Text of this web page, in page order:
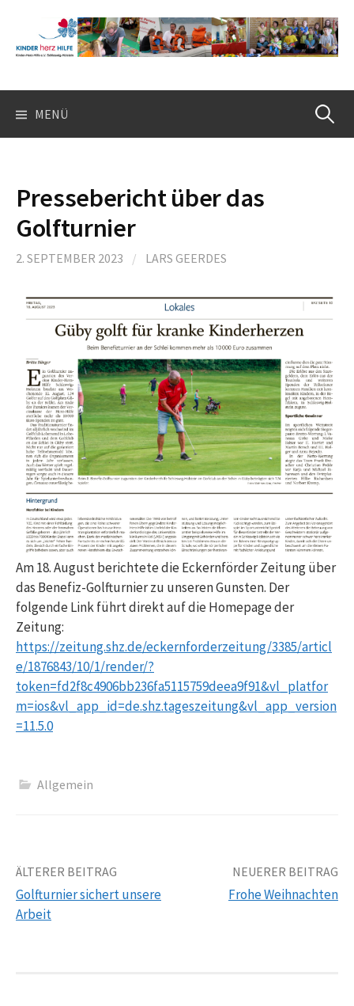
Inhalt
MENÜ Suchen
Pressebericht über das
Golfturnier
2. SEPTEMBER 2023 / LARS GEERDES
Am 18. August berichtete die Eckernförder Zeitung über
das Benefiz-Golfturnier zu unseren Gunsten. Der
folgende Link führt direkt auf die Homepage der
Zeitung:
https://zeitung.shz.de/eckernforderzeitung/3385/articl
e/1876843/10/1/render/?
token=fd2f8c4906bb236fa5115759deea9f91&vl_platfor
m=ios&vl_app_id=de.shz.tageszeitung&vl_app_version
=11.5.0
Allgemein
Beitrags-
Navigation
ÄLTERER BEITRAG
Golfturnier sichert unsere
Arbeit
NEUERER BEITRAG
Frohe Weihnachten